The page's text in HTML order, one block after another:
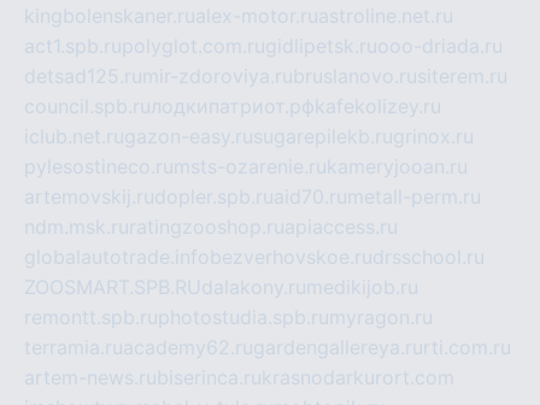
kingbolenskaner.rualex-motor.ruastroline.net.ru
act1.spb.rupolyglot.com.rugidlipetsk.ruooo-driada.ru
detsad125.ru mir-zdoroviya.rubruslanovo.rusiterem.ru
council.spb.ruлодкипатриот.рфkafekolizey.ru
iclub.net.rugazon-easy.rusugarepilekb.rugrinox.ru
pylesostineco.ru msts-ozarenie.rukameryjooan.ru
artemovskij.rudopler.spb.ruaid70.ru metall-perm.ru
ndm.msk.ru ratingzooshop.ruapiaccess.ru
globalautotrade.info bezverhovskoe.rudrsschool.ru
ZOOSMART.SPB.RUdalakony.ru medikijob.ru
remontt.spb.ruphotostudia.spb.ru myragon.ru
terramia.ruacademy62.rugardengallereya.ru rti.com.ru
artem-news.rubiserinca.rukrasnodarkurort.com